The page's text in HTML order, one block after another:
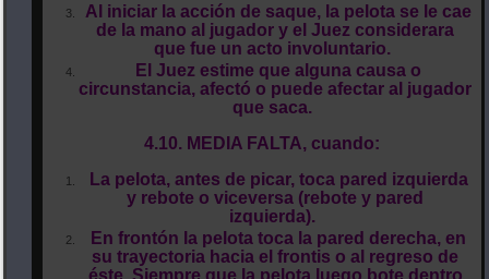
Al iniciar la acción de saque, la pelota se le cae
de la mano al jugador y el Juez considerara
que fue un acto involuntario.
El Juez estime que alguna causa o
circunstancia, afectó o puede afectar al jugador
que saca.
4.10. MEDIA FALTA, cuando:
La pelota, antes de picar, toca pared izquierda
y rebote o viceversa (rebote y pared
izquierda).
En frontón la pelota toca la pared derecha, en
su trayectoria hacia el frontis o al regreso de